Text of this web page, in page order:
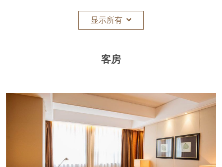
显示所有
客房